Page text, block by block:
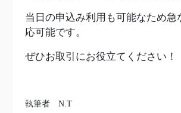
当日の申込み利用も可能なため急
応可能です。
ぜひお取引にお役立てください！
執筆者 N.T